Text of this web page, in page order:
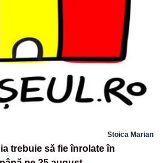
Stoica Marian
trebuie să fie înrolate în